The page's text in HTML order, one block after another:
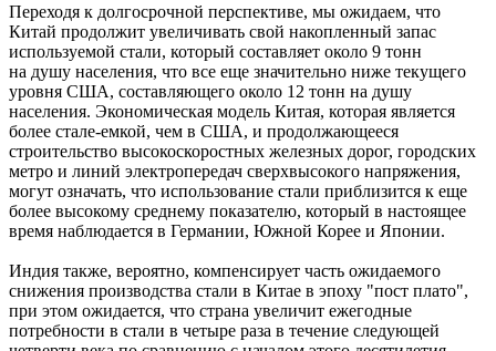
Переходя к долгосрочной перспективе, мы ожидаем, что
Китай продолжит увеличивать свой накопленный запас
используемой стали, который составляет около 9 тонн
на душу населения, что все еще значительно ниже текущего
уровня США, составляющего около 12 тонн на душу
населения. Экономическая модель Китая, которая является
более стале-емкой, чем в США, и продолжающееся
строительство высокоскоростных железных дорог, городских
метро и линий электропередач сверхвысокого напряжения,
могут означать, что использование стали приблизится к еще
более высокому среднему показателю, который в настоящее
время наблюдается в Германии, Южной Корее и Японии.
Индия также, вероятно, компенсирует часть ожидаемого
снижения производства стали в Китае в эпоху "пост плато",
при этом ожидается, что страна увеличит ежегодные
потребности в стали в четыре раза в течение следующей